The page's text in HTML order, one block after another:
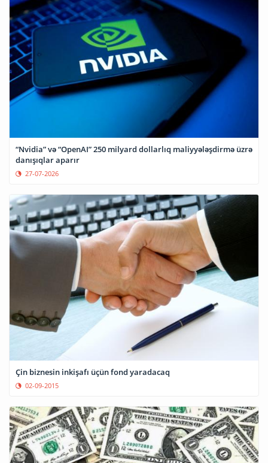
“Nvidia” və “OpenAI” 250 milyard dollarlıq maliyyələşdirmə üzrə
danışıqlar aparır
27-07-2026
Çin biznesin inkişafı üçün fond yaradacaq
02-09-2015